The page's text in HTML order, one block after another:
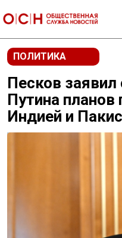
ПОЛИТИКА
Песков заявил
Путина планов
Индией и